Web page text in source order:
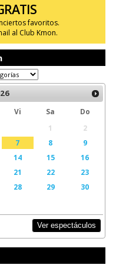
favoritos.
al Club Kmon.
Vi Sa
Do
1
2
7 8
9
14 15
16
21 22
23
28 29
30
Ver espectáculos